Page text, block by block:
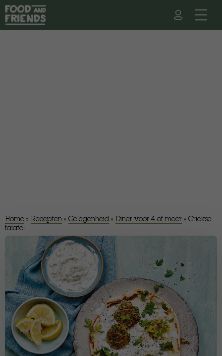
Home » Recepten » Gelegenheid » Diner voor 4 of meer » Griekse
falafel